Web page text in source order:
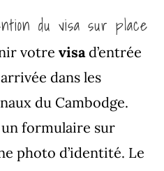
du visa sur place
votre visa d’entrée
dans les
du Cambodge.
formulaire sur
photo d’identité. Le